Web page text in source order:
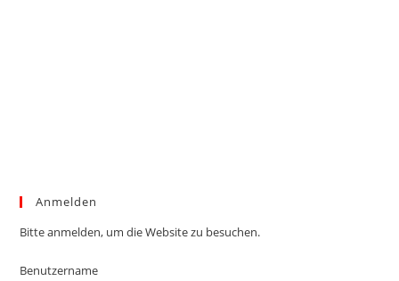
Anmelden
Bitte anmelden, um die Website zu besuchen.
Benutzername